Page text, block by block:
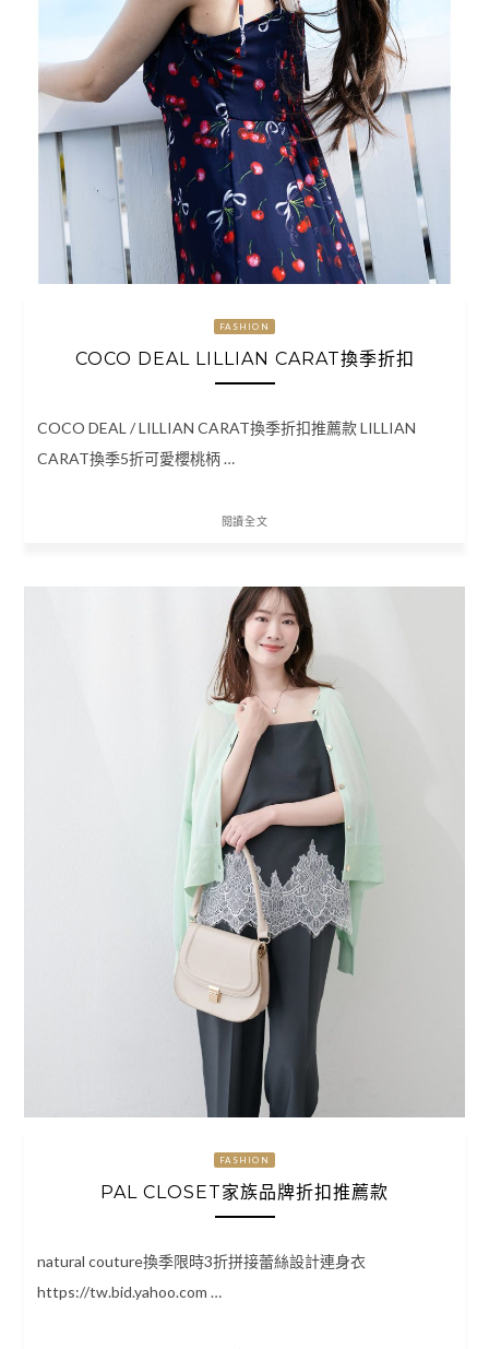
FASHION
COCO DEAL LILLIAN CARAT換季折扣
COCO DEAL / LILLIAN CARAT換季折扣推薦款 LILLIAN
CARAT換季5折可愛櫻桃柄 …
閱讀全文
FASHION
PAL CLOSET家族品牌折扣推薦款
natural couture換季限時3折拼接蕾絲設計連身衣
https://tw.bid.yahoo.com …